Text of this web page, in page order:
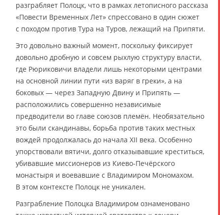
разграбляет Полоцк, что в рамках летописного рассказа
«Повести Временных Лет» спрессовано в один сюжет
с походом против Тура на Туров, лежащий на Припяти.
Это довольно важный момент, поскольку фиксирует
довольно дробную и совсем рыхлую структуру власти,
где Рюриковичи владели лишь некоторыми центрами
на основной линии пути «из варяг в греки», а на
боковых — через Западную Двину и Припять —
расположились совершенно независимые
предводители во главе союзов племён. Необязательно
это были скандинавы, борьба против таких местных
вождей продолжалась до начала XII века. Особенно
упорствовали вятичи, долго отказывавшие креститься,
убивавшие миссионеров из Киево-Печёрского
монастыря и воевавшие с Владимиром Мономахом.
В этом контексте Полоцк не уникален.
Разграбление Полоцка Владимиром ознаменовано